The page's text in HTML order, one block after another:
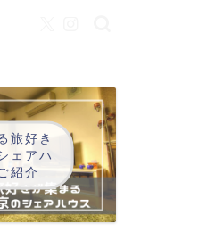
旅好き
ェアハ
紹介